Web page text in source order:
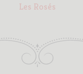
Les Rosés